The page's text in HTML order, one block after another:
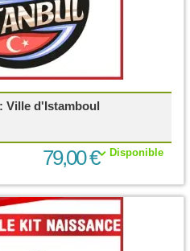
Ville d'Istamboul
Disponible
79,00 €